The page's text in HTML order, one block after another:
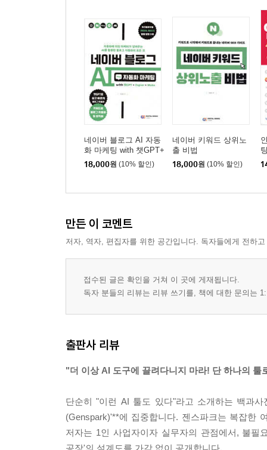
4-2. AI 문서 - 대본·스크립트·블로그 글 쓰기
4-3. AI 시트 - 콘텐츠 캘린더와 성과 관리
4-4. AI 디자이너 - 섬네일·배너·포스터 마무리
4-5. 나만의 “젠스파크 콘텐츠 공장” 설계하기
PART 05 에필로그
네이버 블로그 AI 자동
화 마케팅 with 챗GPT+
Zapier+Make
18,000원 (10% 할인)
네이버 키워드 상위노
출 비법
18,000원 (10% 할인)
만든 이 코멘트
저자, 역자, 편집자를 위한 공간입니다. 독자들에게 전하
접수된 글은 확인을 거쳐 이 곳에 게재됩니다.
독자 분들의 리뷰는 리뷰 쓰기를, 책에 대한 문의는
출판사 리뷰
"더 이상 AI 도구에 끌려다니지 마라! 단 하나의
단순히 "이런 AI 툴도 있다"라고 소개하는 백과
(Genspark)'**에 집중합니다. 젠스파크는 복잡한
저자는 1인 사업자이자 실무자의 관점에서, 불